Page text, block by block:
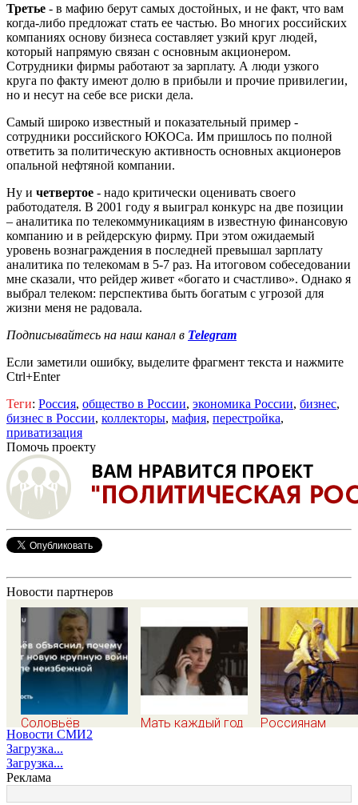
Третье - в мафию берут самых достойных, и не факт, что вам
когда-либо предложат стать ее частью. Во многих российских
компаниях основу бизнеса составляет узкий круг людей,
который напрямую связан с основным акционером.
Сотрудники фирмы работают за зарплату. А люди узкого
круга по факту имеют долю в прибыли и прочие привилегии,
но и несут на себе все риски дела.
Самый широко известный и показательный пример -
сотрудники российского ЮКОСа. Им пришлось по полной
ответить за политическую активность основных акционеров
опальной нефтяной компании.
Ну и четвертое - надо критически оценивать своего
работодателя. В 2001 году я выиграл конкурс на две позиции
– аналитика по телекоммуникациям в известную финансовую
компанию и в рейдерскую фирму. При этом ожидаемый
уровень вознаграждения в последней превышал зарплату
аналитика по телекомам в 5-7 раз. На итоговом собеседовании
мне сказали, что рейдер живет «богато и счастливо». Однако я
выбрал телеком: перспектива быть богатым с угрозой для
жизни меня не радовала.
Подписывайтесь на наш канал в Telegram
Если заметили ошибку, выделите фрагмент текста и нажмите
Ctrl+Enter
Теги: Россия, общество в России, экономика России, бизнес,
бизнес в России, коллекторы, мафия, перестройка,
приватизация
Помочь проекту
Новости партнеров
Соловьёв
объяснил, почему
считает новую
крупную войну в
Европе неизбежной
Мать каждый год
причина
Россиянам
работа
Новости СМИ2
Загрузка...
Загрузка...
Реклама